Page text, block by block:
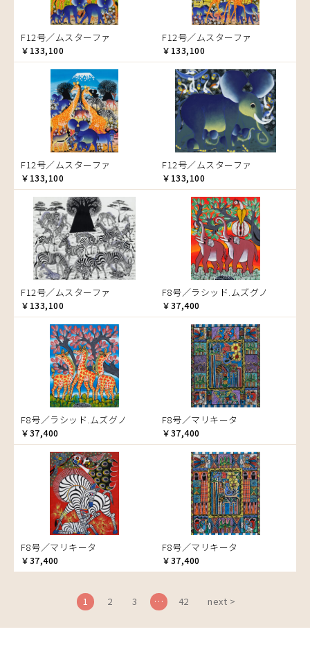
ゾウ
タンザニア
タンザニアの女性
チーター
蝶
チンパンジー
動物たち
鳥
トカゲ
トンボ
日常
ニワトリ
バオバブの木
バッファロー
花
ヒョウ
フクロウ
ブドウの木
フラミンゴ
ヘビ
ペンギン
星空
マーケット
マサイ
マンゴーの木
水浴び
湖
夕日
ライオン
漁
ワニ
F12号／ムスターファ
￥133,100
F12号／ムスターファ
￥133,100
F12号／ムスターファ
￥133,100
F12号／ムスターファ
￥133,100
F12号／ムスターファ
￥133,100
F8号／ラシッド.ムズグノ
￥37,400
F8号／ラシッド.ムズグノ
￥37,400
F8号／マリキータ
￥37,400
F8号／マリキータ
￥37,400
F8号／マリキータ
￥37,400
1 2 3 … 42 next >